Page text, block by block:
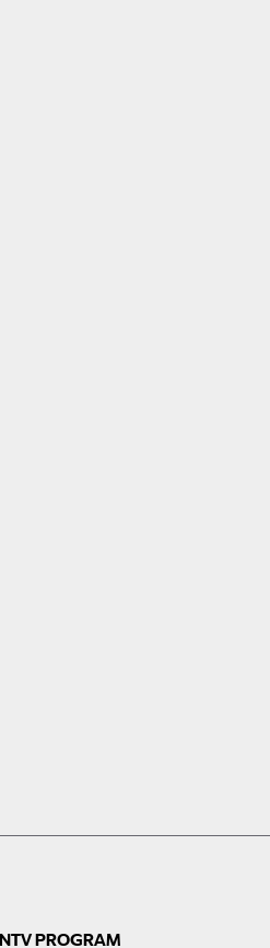
TV PROGRAM